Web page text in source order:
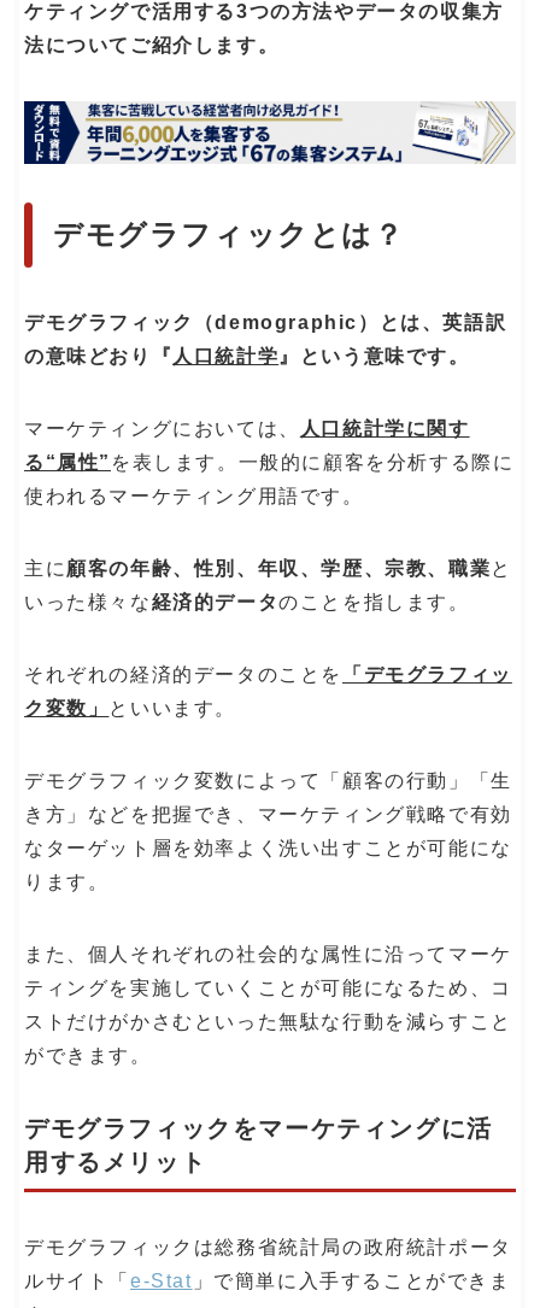
ケティングで活用する3つの方法やデータの収集方
法についてご紹介します。
デモグラフィックとは？
デモグラフィック（demographic）とは、英語訳
の意味どおり『 人口統計学 』という意味です。
マーケティングにおいては、
人口統計学に関す
る“属性” を表します。一般的に顧客を分析する際に
使われるマーケティング用語です。
主に 顧客の年齢、性別、年収、学歴、宗教、職業と
いった様々な経済的データのことを指します。
それぞれの経済的データのことを
「デモグラフィッ
ク変数」 といいます。
デモグラフィック変数によって「顧客の行動」「生
き方」などを把握でき、マーケティング戦略で有効
なターゲット層を効率よく洗い出すことが可能にな
ります。
また、個人それぞれの社会的な属性に沿ってマーケ
ティングを実施していくことが可能になるため、コ
ストだけがかさむといった無駄な行動を減らすこと
ができます。
デモグラフィックをマーケティングに活
用するメリット
デモグラフィックは総務省統計局の政府統計ポータ
ルサイト「 e-Stat 」で簡単に入手することができま